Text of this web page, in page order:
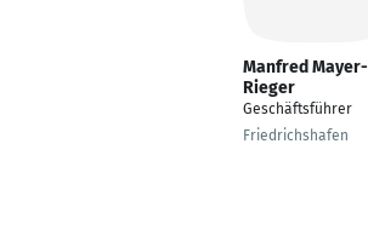
Manfred Mayer-
Rieger
Geschäftsführer
Friedrichshafen